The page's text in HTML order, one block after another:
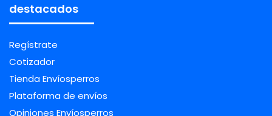
destacados
Regístrate
Cotizador
Tienda Envíosperros
Plataforma de envíos
Opiniones Envíosperros